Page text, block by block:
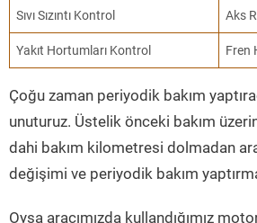
Sıvı Sızıntı Kontrol Aks
Yakıt Hortumları Kontrol Fren
Çoğu zaman periyodik bakım
unuturuz. Üstelik önceki bakım
dahi bakım kilometresi dolmadan
değişimi ve periyodik bakım
Oysa aracımızda kullandığımız